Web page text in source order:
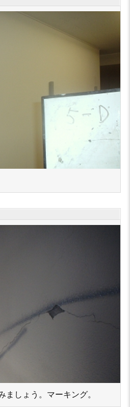
ましょう。マーキング。